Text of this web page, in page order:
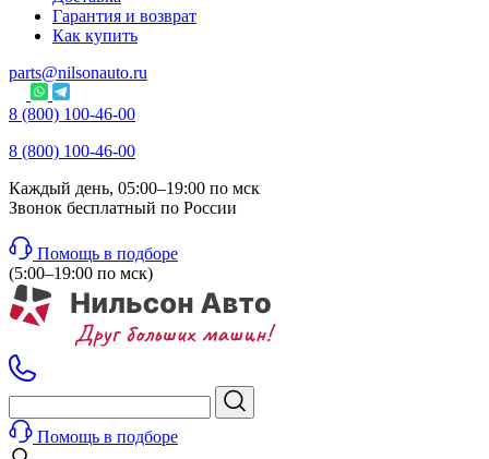
Гарантия и возврат
Как купить
parts@nilsonauto.ru
8 (800) 100-46-00
8 (800) 100-46-00
Каждый день, 05:00–19:00 по мск
Звонок бесплатный по России
Помощь в подборе
(5:00–19:00 по мск)
Помощь в подборе